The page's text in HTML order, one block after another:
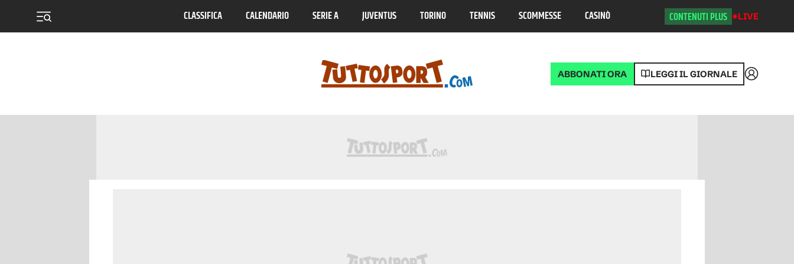
CLASSIFICA CALENDARIO SERIE A JUVENTUS TORINO TENNIS SCOMMESSE CASINÒ CONTENUTI PLUS LIVE
ABBONATI ORA LEGGI IL GIORNALE Accedi